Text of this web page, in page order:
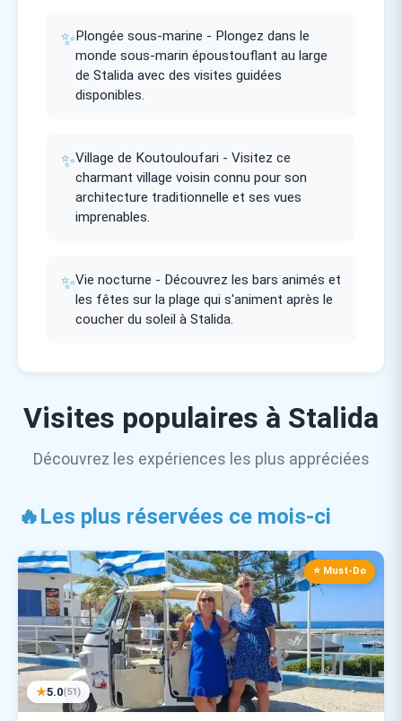
✨Plongée sous-marine - Plongez dans le
monde sous-marin époustouflant au large
de Stalida avec des visites guidées
disponibles.
✨Village de Koutouloufari - Visitez ce
charmant village voisin connu pour son
architecture traditionnelle et ses vues
imprenables.
✨Vie nocturne - Découvrez les bars animés et
les fêtes sur la plage qui s'animent après le
coucher du soleil à Stalida.
Visites populaires à Stalida
Découvrez les expériences les plus appréciées
🔥Les plus réservées ce mois-ci
⭐ Must-Do
★5.0(51)